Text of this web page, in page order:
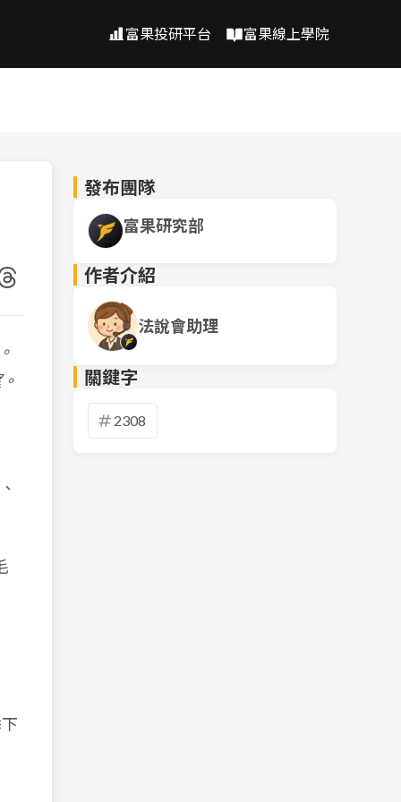
富果投研平台 富果線上學院
、
發布團隊
富果研究部
作者介紹
法說會助理
關鍵字
2308